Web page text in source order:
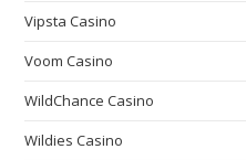
Vipsta Casino
Voom Casino
WildChance Casino
Wildies Casino